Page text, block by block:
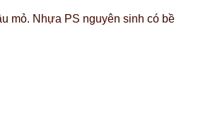
mỏ. Nhựa PS nguyên sinh có bề